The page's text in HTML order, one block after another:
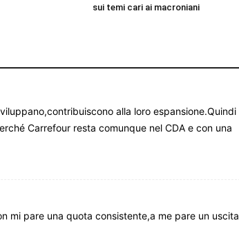
sui temi cari ai macroniani
alla loro espansione.Quindi
Carrefour resta comunque nel CDA e con una
mi pare una quota consistente,a me pare un uscita